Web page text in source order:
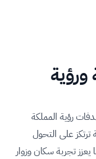
رؤية المملكة
ترتكز على التحول
يعزز تجربة سكان وزوار